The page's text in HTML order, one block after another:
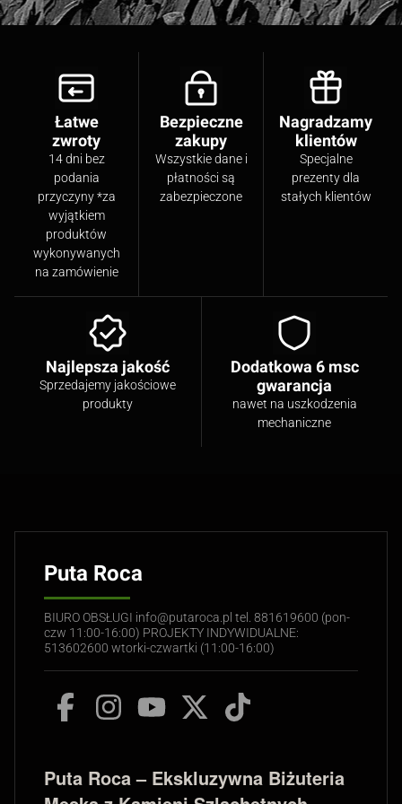
Łatwe
zwroty
14 dni bez
podania
przyczyny *za
wyjątkiem
produktów
wykonywanych
na zamówienie
Bezpieczne
zakupy
Wszystkie dane i
płatności są
zabezpieczone
Nagradzamy
klientów
Specjalne
prezenty dla
stałych klientów
Najlepsza jakość
Sprzedajemy jakościowe
produkty
Dodatkowa 6 msc
gwarancja
nawet na uszkodzenia
mechaniczne
Puta Roca
BIURO OBSŁUGI info@putaroca.pl tel. 881619600 (pon-
czw 11:00-16:00) PROJEKTY INDYWIDUALNE:
513602600 wtorki-czwartki (11:00-16:00)
Puta Roca – Ekskluzywna Biżuteria